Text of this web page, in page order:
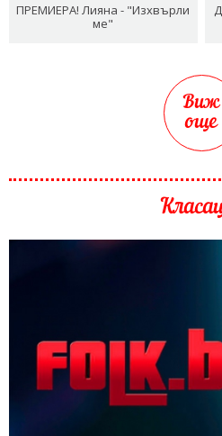
ПРЕМИЕРА! Лияна - "Изхвърли
ме"
Виж
още